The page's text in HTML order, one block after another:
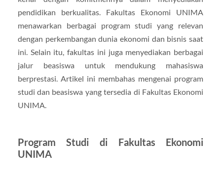
pendidikan berkualitas. Fakultas Ekonomi UNIMA
menawarkan berbagai program studi yang relevan
dengan perkembangan dunia ekonomi dan bisnis saat
ini. Selain itu, fakultas ini juga menyediakan berbagai
jalur beasiswa untuk mendukung mahasiswa
berprestasi. Artikel ini membahas mengenai program
studi dan beasiswa yang tersedia di Fakultas Ekonomi
UNIMA.
Program Studi di Fakultas Ekonomi
UNIMA